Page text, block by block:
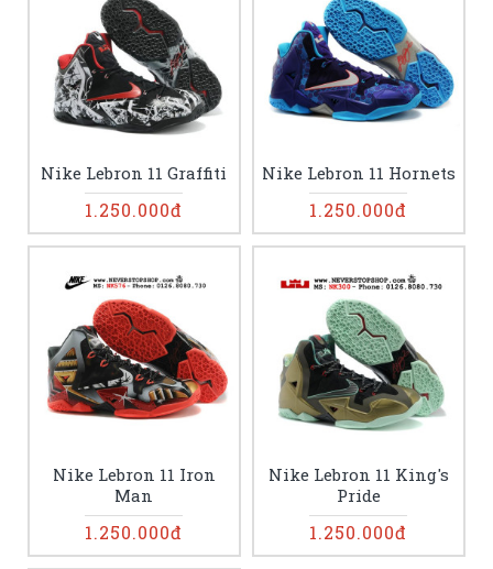
Nike Lebron 11 Graffiti
1.250.000đ
Nike Lebron 11 Hornets
1.250.000đ
Nike Lebron 11 Iron
Man
1.250.000đ
Nike Lebron 11 King's
Pride
1.250.000đ